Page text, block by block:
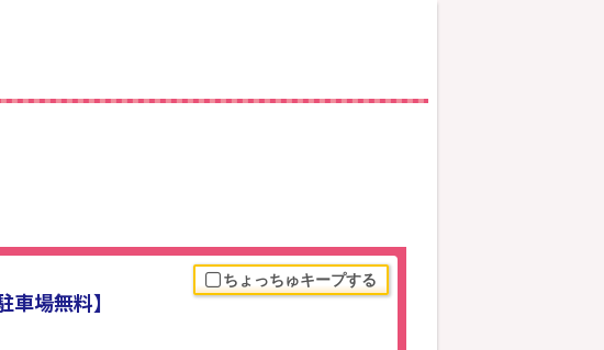
ちょっちゅキープする
場無料】